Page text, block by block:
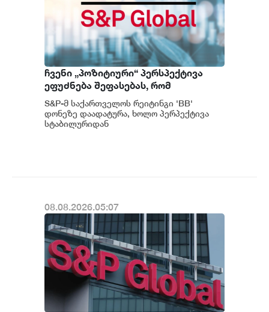
ჩვენი „პოზიტიური“ პერსპექტივა
ეფუძნება შეფასებას, რომ
საქართველოს მაკროეკონომიკური
ფუნდამენტური მაჩვენებლების
მდგრადი გაძლიერების ტენდენცია
S&P-მ საქართველოს რეიტინგი 'BB'
დონეზე დაადატურა, ხოლო პერპექტივა
სტაბილურიდან
08.08.2026.05:07